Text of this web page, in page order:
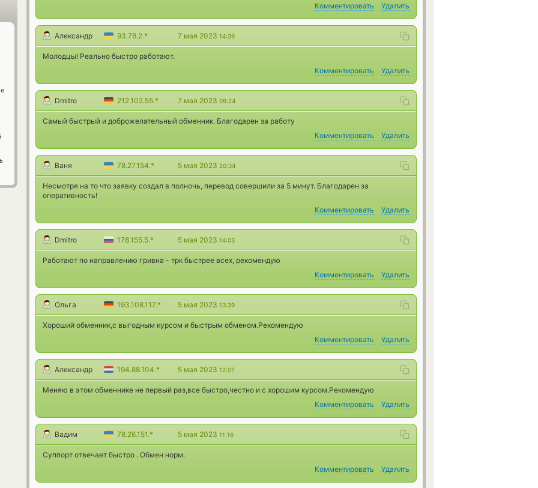
Комментировать
Удалить
Александр 93.78.2.* 7 мая 2023 14:39
Молодцы! Реально быстро работают.
Комментировать
Удалить
Dmitro 212.102.55.* 7 мая 2023 09:24
Самый быстрый и доброжелательный обменник. Благодарен за работу
Комментировать
Удалить
Ваня 78.27.154.* 5 мая 2023 20:34
Несмотря на то что заявку создал в полночь, перевод совершили за 5 минут. Благодарен за
оперативность!
Комментировать
Удалить
Dmitro 178.155.5.* 5 мая 2023 14:03
Работают по направлению гривна - трк быстрее всех, рекомендую
Комментировать
Удалить
Ольга 193.108.117.* 5 мая 2023 13:39
Хороший обменник,с выгодным курсом и быстрым обменом.Рекомендую
Комментировать
Удалить
Александр 194.88.104.* 5 мая 2023 12:07
Меняю в этом обменнике не первый раз,все быстро,честно и с хорошим курсом.Рекомендую
Комментировать
Удалить
Вадим 78.26.151.* 5 мая 2023 11:16
Суппорт отвечает быстро . Обмен норм.
Комментировать
Удалить